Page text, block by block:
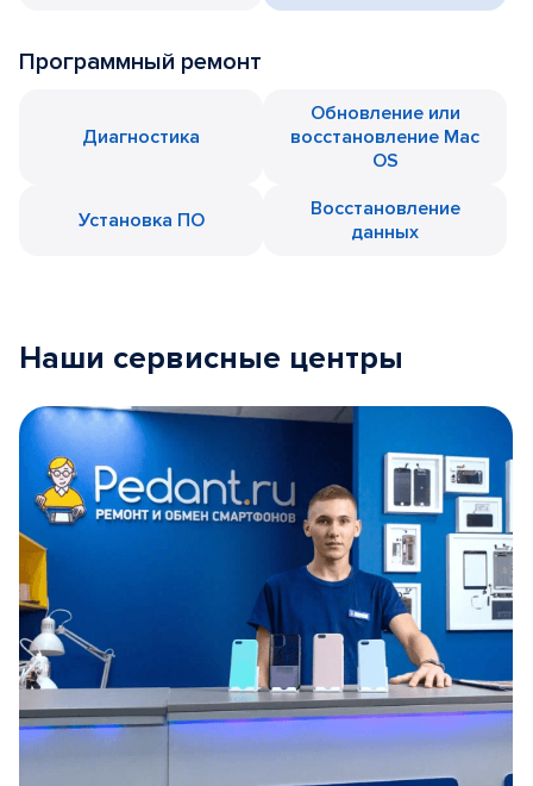
Программный ремонт
Диагностика
Обновление или
восстановление Mac
OS
Установка ПО
Восстановление
данных
Наши сервисные центры